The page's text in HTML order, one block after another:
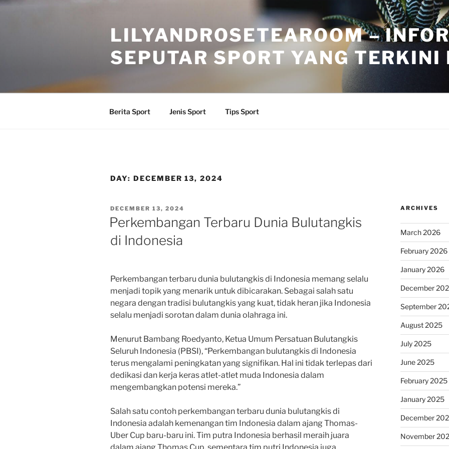
Skip
LILYANDROSETEAROOM –
SEPUTAR SPORT YANG TERKINI
Berita Sport Jenis Sport Tips Sport
DAY: DECEMBER 13, 2024
POSTED
ON
DECEMBER 13, 2024
Perkembangan Terbaru Dunia Bulutangkis
di Indonesia
Perkembangan terbaru dunia bulutangkis di Indonesia memang selalu
menjadi topik yang menarik untuk dibicarakan. Sebagai salah satu
negara dengan tradisi bulutangkis yang kuat, tidak heran jika Indonesia
selalu menjadi sorotan dalam dunia olahraga ini.
Menurut Bambang Roedyanto, Ketua Umum Persatuan Bulutangkis
Seluruh Indonesia (PBSI), “Perkembangan bulutangkis di Indonesia
terus mengalami peningkatan yang signifikan. Hal ini tidak terlepas dari
dedikasi dan kerja keras atlet-atlet muda Indonesia dalam
mengembangkan potensi mereka.”
Salah satu contoh perkembangan terbaru dunia bulutangkis di
Indonesia adalah kemenangan tim Indonesia dalam ajang Thomas-
Uber Cup baru-baru ini. Tim putra Indonesia berhasil meraih juara
ARCHIVES
March 2026
February 2026
January 2026
December
September
August 2025
July 2025
June 2025
February 2025
January 2025
December
November